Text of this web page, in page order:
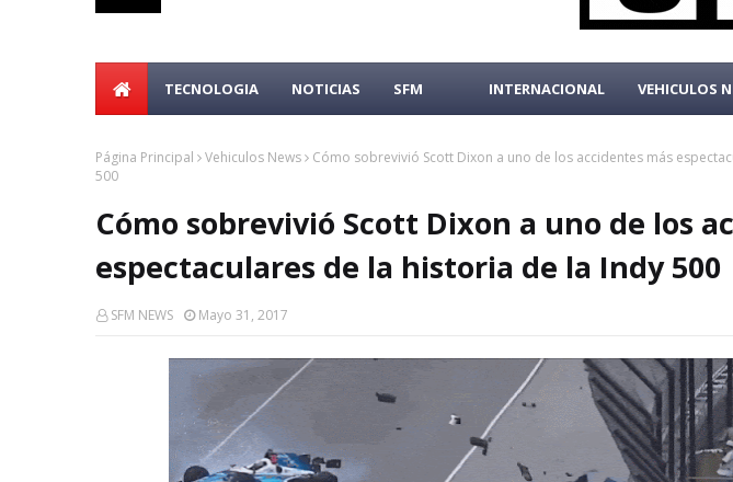
TECNOLOGIA NOTICIAS SFM INTERNACIONAL VEHICULOS
Página Principal Vehiculos News
Cómo sobrevivió Scott Dixon a uno de los accidentes más
500
Cómo sobrevivió Scott Dixon a uno de los
espectaculares de la historia de la Indy 500
SFM NEWS Mayo 31, 2017